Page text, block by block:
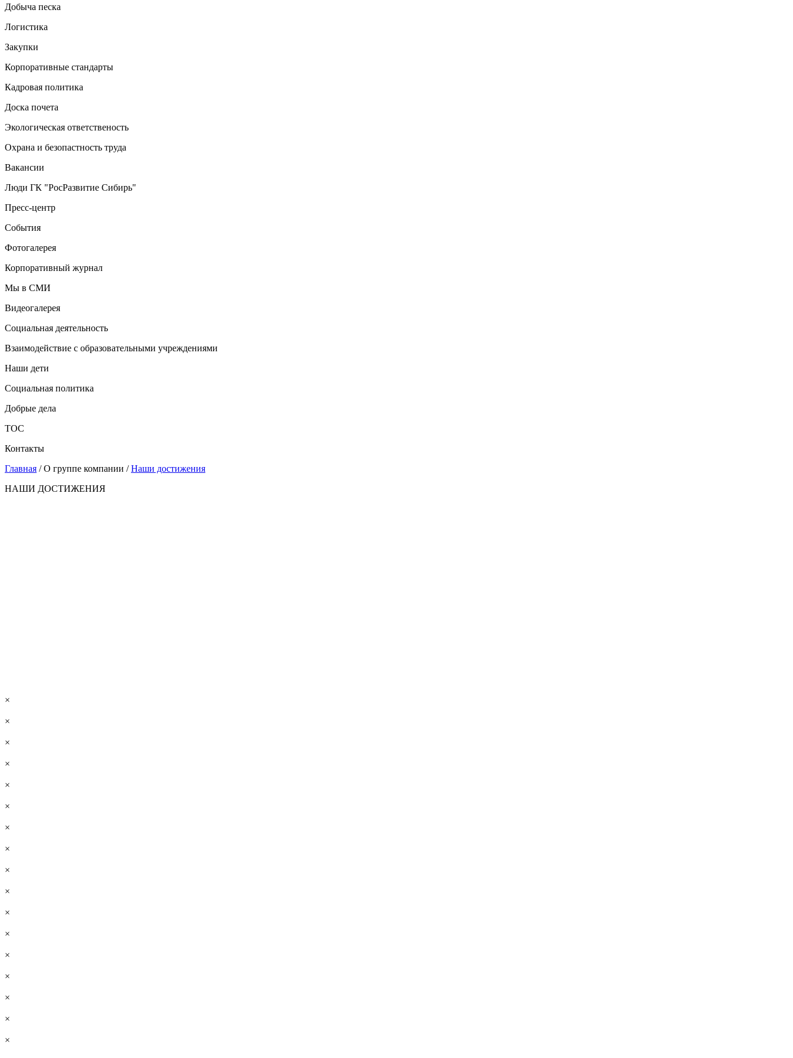
Добыча песка
Логистика
Закупки
Корпоративные стандарты
Кадровая политика
Доска почета
Экологическая ответственость
Охрана и безопастность труда
Вакансии
Люди ГК "РосРазвитие Сибирь"
Пресс-центр
События
Фотогалерея
Корпоративный журнал
Мы в СМИ
Видеогалерея
Социальная деятельность
Взаимодействие с образовательными учреждениями
Наши дети
Социальная политика
Добрые дела
ТОС
Контакты
Главная / О группе компании /Наши достижения
НАШИ ДОСТИЖЕНИЯ
×
×
×
×
×
×
×
×
×
×
×
×
×
×
×
×
×